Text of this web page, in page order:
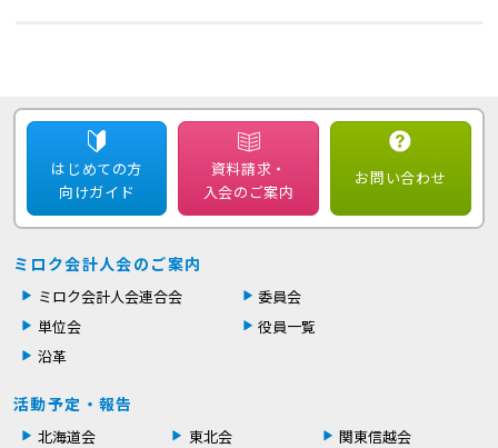
はじめての方
向けガイド
資料請求・
入会のご案内
お問い合わせ
ミロク会計人会のご案内
ミロク会計人会連合会
委員会
単位会
役員一覧
沿革
活動予定・報告
北海道会 東北会
関東信越会